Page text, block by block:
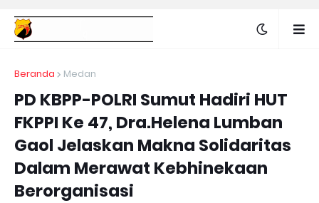
Beranda Medan
PD KBPP-POLRI Sumut Hadiri HUT
FKPPI Ke 47, Dra.Helena Lumban
Gaol Jelaskan Makna Solidaritas
Dalam Merawat Kebhinekaan
Berorganisasi